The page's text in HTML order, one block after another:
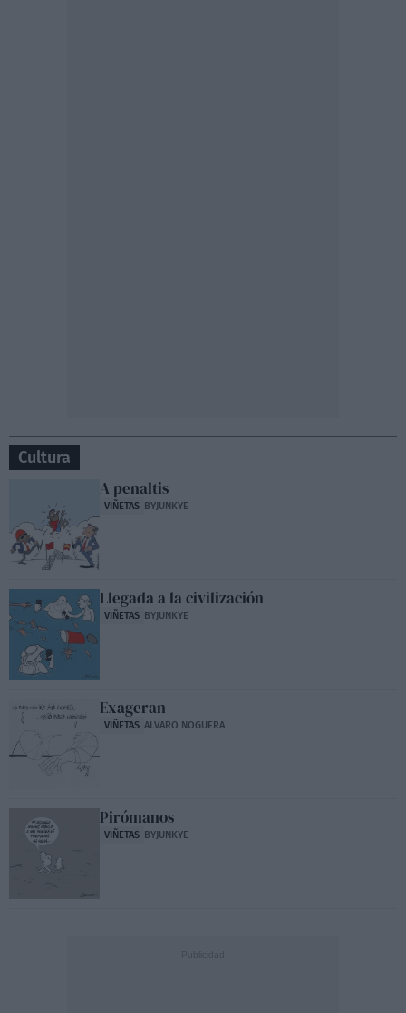
Cultura
A penaltis
VIÑETAS BYJUNKYE
Llegada a la civilización
VIÑETAS BYJUNKYE
Exageran
VIÑETAS ALVARO NOGUERA
Pirómanos
VIÑETAS BYJUNKYE